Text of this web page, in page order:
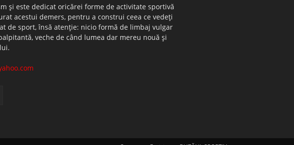
şi este dedicat oricărei forme de activitate sportivă
acestui demers, pentru a construi ceea ce vedeţi
de sport, însă atenţie: nicio formă de limbaj vulgar
veche de când lumea dar mereu nouă şi